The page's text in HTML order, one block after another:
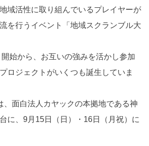
域活性に取り組んでいるプレイヤーが
を行うイベント「地域スクランブル大
始から、お互いの強みを活かし参加
ロジェクトがいくつも誕生していま
、面白法人カヤックの本拠地である神
に、9月15日（日）・16日（月祝）に